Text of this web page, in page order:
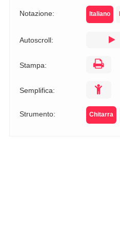
Notazione: Italiano
Autoscroll:
Stampa:
Semplifica:
Strumento: Chitarra